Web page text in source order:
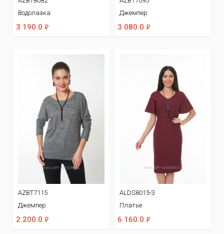
Водолазка
3 190.0 ф
Джемпер
3 080.0 ф
AZBT7115
Джемпер
2 200.0 ф
ALDS8015-3
Платье
6 160.0 ф